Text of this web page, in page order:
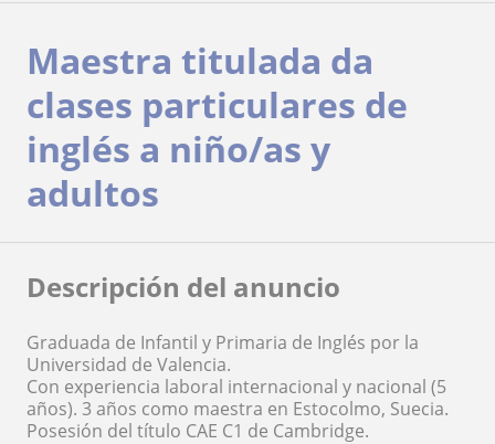
Maestra titulada da
clases particulares de
inglés a niño/as y
adultos
Descripción del anuncio
Graduada de Infantil y Primaria de Inglés por la
Universidad de Valencia.
Con experiencia laboral internacional y nacional (5
años). 3 años como maestra en Estocolmo, Suecia.
Posesión del título CAE C1 de Cambridge.